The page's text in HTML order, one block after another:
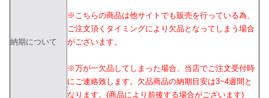
納期について
※こちらの商品は他サイトでも販売を行っている為、
ご注文頂くタイミングにより欠品となってしまう場合
がございます。
※万が一欠品してしまった場合、当店でご注文受付時
にご連絡致します。欠品商品の納期目安は3~4週間と
なります。(商品により前後する場合がございます)